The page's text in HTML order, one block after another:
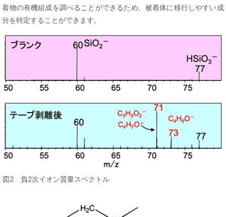
着物の有機組成を調べることができるため、被着体に移行しやすい成
分を特定することができます。
図2 負2次イオン質量スペクトル